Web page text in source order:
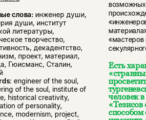
слова:инженер души,
души, институт
литературы,
творчество,
декадентство,
проект, материал,
Гюисманс, Сталин,
: engineer of the soul,
of the soul, institute of
historical creativity,
of personality,
modernism, project,
«мастеров
Есть
человек